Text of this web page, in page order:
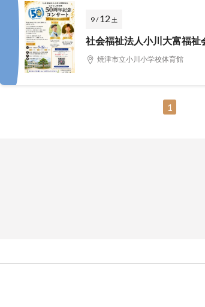
9 /12 土
社会福祉法人小川大富福
焼津市立小川小学校体育館
1